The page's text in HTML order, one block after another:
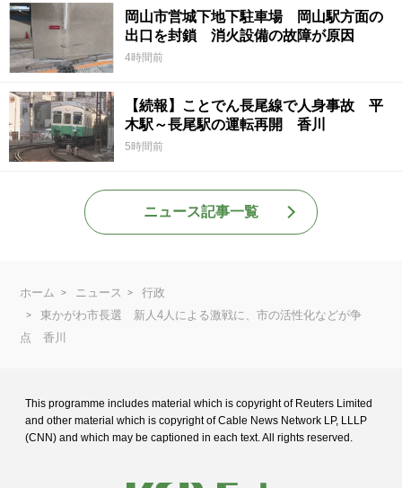
岡山市営城下地下駐車場 岡山駅方面の
出口を封鎖 消火設備の故障が原因
4時間前
【続報】ことでん長尾線で人身事故 平
木駅～長尾駅の運転再開 香川
5時間前
ニュース記事一覧
ホーム ニュース
行政
東かがわ市長選 新人4人による激戦に、市の活性化などが争
点 香川
This programme includes material which is copyright of Reuters Limited
and other material which is copyright of Cable News Network LP, LLLP
(CNN) and which may be captioned in each text. All rights reserved.